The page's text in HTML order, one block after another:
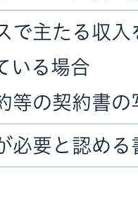
で主たる収
いる場合
等の契約書の
必要と認める